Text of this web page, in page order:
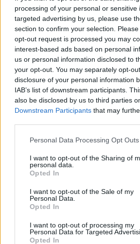
processing of your personal or sensitive
targeted advertising by us, please use
section to confirm your selection.
opt-out request is processed you may
interest-based ads based on personal
us or personal information disclosed to
your opt-out. You may separately opt-
disclosure of your personal information
IAB’s list of downstream participants.
also be disclosed by us to third parties
Downstream Participants that may
Please note that this website/app uses
not limited to your visit or usage
grant or deny consent to Google and its
use your data for below specified
consent section.
Personal Data Processing Opt Outs
I want to opt-out of the Sharing of
personal data.
Opted In
I want to opt-out of the Sale of my
Personal Data.
Opted In
I want to opt-out of processing my
Personal Data for Targeted
Opted In
Γιορτή σήμερα
Ποιοί
Σεπτεμβρίου
17/09/2021 -
Γιορτή σήμερα
16/09/2021 -
Ποιοί